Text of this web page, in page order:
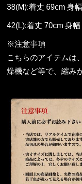
38(M):着丈 69cm 身
42(L):着丈 70cm 身
※注意事項
こちらのアイテムは
燥機など等で、縮み